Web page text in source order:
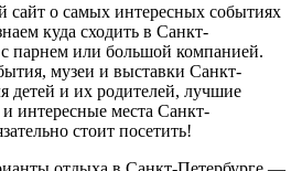
о самых интересных событиях
куда сходить в Санкт-
парнем или большой компанией.
музеи и выставки Санкт-
детей и их родителей, лучшие
интересные места Санкт-
стоит посетить!